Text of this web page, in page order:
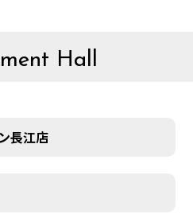
Hall
長江店